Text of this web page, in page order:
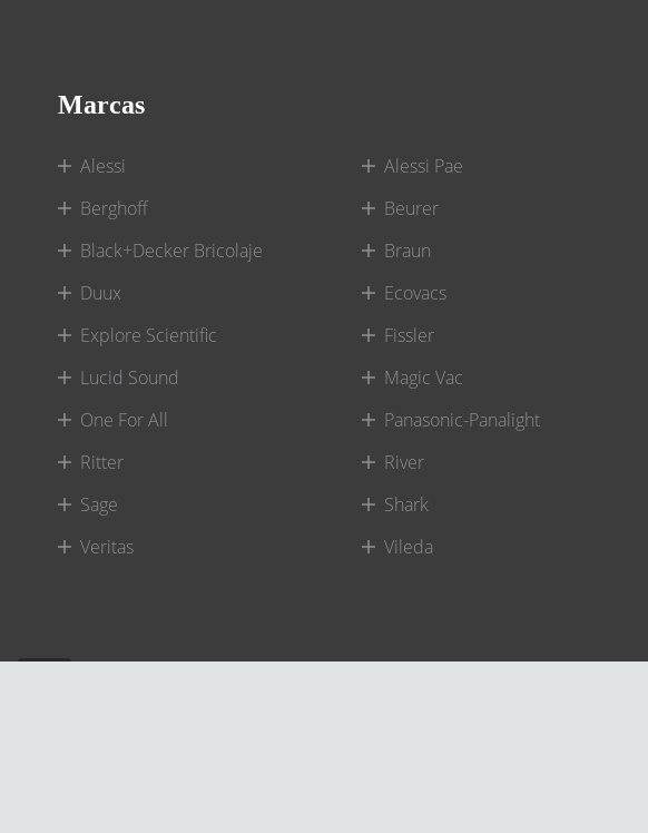
Marcas
Alessi Alessi Pae
Berghoff
Beurer
Black+Decker Bricolaje
Braun
Duux
Ecovacs
Explore Scientific
Fissler
Lucid Sound
Magic Vac
One For All
Panasonic-Panalight
Ritter
River
Sage
Shark
Veritas
Vileda